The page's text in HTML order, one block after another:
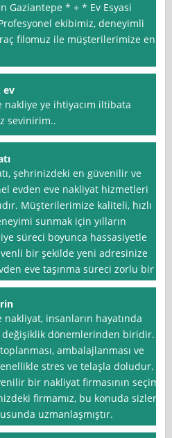
Gaziantepe * + * Ev Esyasi
ekibimiz, deneyimli
filomuz ile müşterilerimize en
ev
nakliye ye ihtiyacım iltibata
sevinirim..
şehrinizdeki en güvenilir ve
evden eve nakliyat hizmetleri
Müşterilerimize kaliteli, hızlı
sunmak için yılların
süreci boyunca hassasiyetle
bir şekilde yeni adresinize
eve taşınma süreci zorlu bir
nakliyat, insanların hayatında
dönemlerinden biridir.
ambalajlanması ve
stres ve telaşla doludur.
bir nakliyat firmasının seçimi
firmamız, bu konuda sizlere
uzmanlaşmıştır.